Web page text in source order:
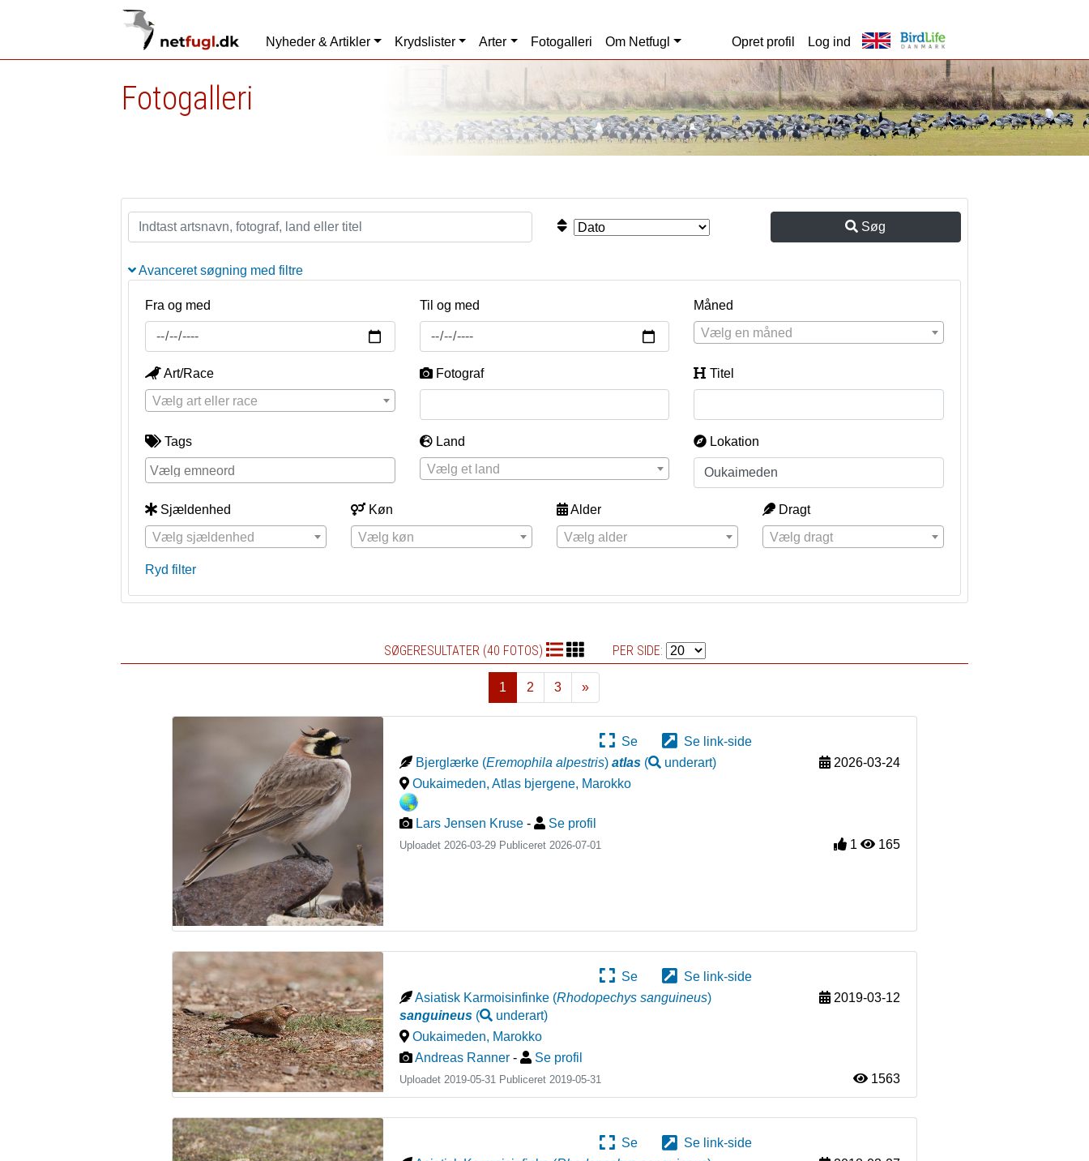
Nyheder & Artikler Krydslister Arter Fotogalleri Om Netfugl Opret profil Log ind
Fotogalleri
Søg
Avanceret søgning med filtre
Fra og med Til og med
Måned
Vælg en måned
Art/Race
Vælg art eller race
Fotograf Titel
Tags
Land
Vælg et land
Lokation
Sjældenhed
Vælg sjældenhed
Køn
Vælg køn
Alder
Vælg alder
Dragt
Vælg dragt
Ryd filter
SØGERESULTATER (40 FOTOS) PER SIDE:
1 2 3
»
Næste
Se
Se link-side
Bjerglærke (Eremophila alpestris)atlas ( underart)
2026-03-24
Oukaimeden, Atlas bjergene, Marokko
Lars Jensen Kruse - Se profil
Uploadet 2026-03-29 Publiceret2026-07-01 1 165
Se
Se link-side
Asiatisk Karmoisinfinke (Rhodopechys sanguineus)
sanguineus ( underart)
2019-03-12
Oukaimeden, Marokko
Andreas Ranner - Se profil
Uploadet 2019-05-31 Publiceret 2019-05-31 1563
Se
Se link-side